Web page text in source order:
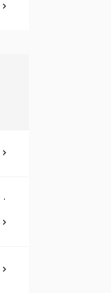
·